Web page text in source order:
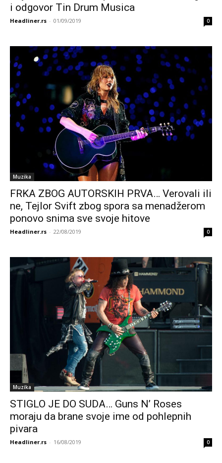
i odgovor Tin Drum Musica
Headliner.rs - 01/09/2019 0
Muzika
FRKA ZBOG AUTORSKIH PRVA… Verovali ili
ne, Tejlor Svift zbog spora sa menadžerom
ponovo snima sve svoje hitove
Headliner.rs - 22/08/2019 0
Muzika
STIGLO JE DO SUDA… Guns N’ Roses
moraju da brane svoje ime od pohlepnih
pivara
Headliner.rs - 16/08/2019 0